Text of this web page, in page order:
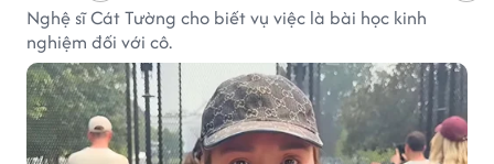
Nghệ sĩ Cát Tường cho biết vụ việc là bài học kinh
nghiệm đối với cô.